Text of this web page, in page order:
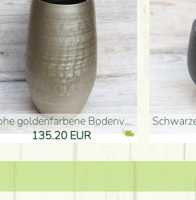
Keramik Vase 35*21cm
61.40 EUR